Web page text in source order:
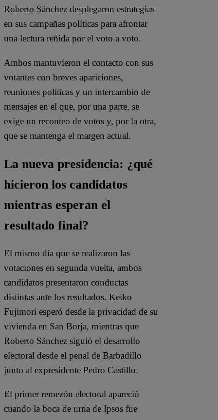
Roberto Sánchez desplegaron estrategias
en sus campañas políticas para afrontar
una lectura reñida por el voto a voto.
Ambos mantuvieron el contacto con sus
votantes con breves apariciones,
reuniones políticas y un intercambio de
mensajes en el que, por una parte, se
exige un reconteo de votos y, por la otra,
que se mantenga el margen actual.
La nueva presidencia: ¿qué
hicieron los candidatos
mientras esperan el
resultado final?
El mismo día que se realizaron las
votaciones en segunda vuelta, ambos
candidatos presentaron conductas
distintas ante los resultados. Keiko
Fujimori esperó desde la privacidad de su
vivienda en San Borja, mientras que
Roberto Sánchez siguió el desarrollo
electoral desde el penal de Barbadillo
junto al expresidente Pedro Castillo.
El primer remezón electoral apareció
cuando la boca de urna de Ipsos fue